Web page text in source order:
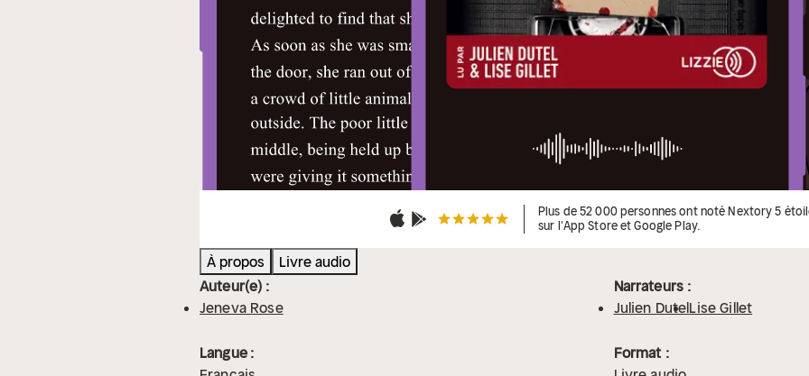
Plus de 52 000 personnes ont noté Nextory 5
sur l'App Store et Google Play.
À propos
Livre audio
Auteur(e) :
Jeneva Rose
Narrateurs :
Julien DutelLise Gillet
Langue :
Format :